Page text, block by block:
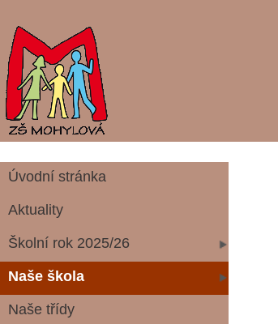
Úvodní stránka
Aktuality
Školní rok 2025/26
Naše škola
Naše třídy